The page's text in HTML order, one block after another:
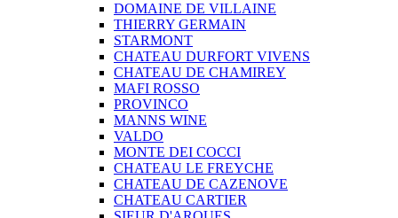
DOMAINE DE VILLAINE
THIERRY GERMAIN
STARMONT
CHATEAU DURFORT VIVENS
CHATEAU DE CHAMIREY
MAFI ROSSO
PROVINCO
MANNS WINE
VALDO
MONTE DEI COCCI
CHATEAU LE FREYCHE
CHATEAU DE CAZENOVE
CHATEAU CARTIER